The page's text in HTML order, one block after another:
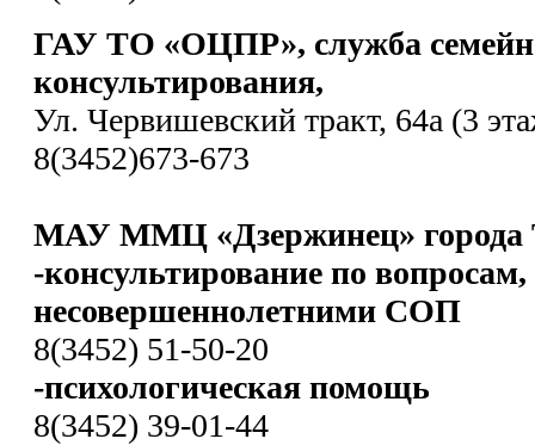
ГАУ ТО «ОЦПР», служба
консультирования,
Ул. Червишевский тракт, 64а (3
8(3452)673-673
МАУ ММЦ «Дзержинец» города
-консультирование по
несовершеннолетними СОП
8(3452) 51-50-20
-психологическая помощь
8(3452) 39-01-44